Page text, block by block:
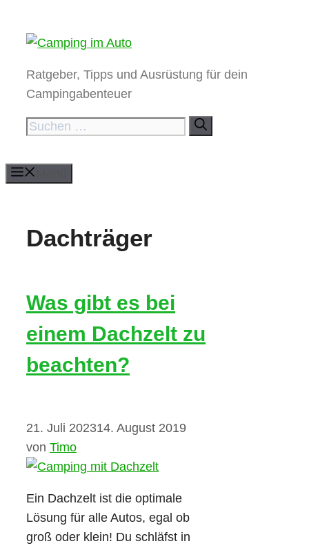
Inhalt
Ratgeber, Tipps und Ausrüstung für dein
Campingabenteuer
Suchen
Dachträger
Was gibt es bei
einem Dachzelt zu
beachten?
21. Juli 202314. August 2019
von Timo
Ein Dachzelt ist die optimale
Lösung für alle Autos, egal ob
groß oder klein! Du schläfst in